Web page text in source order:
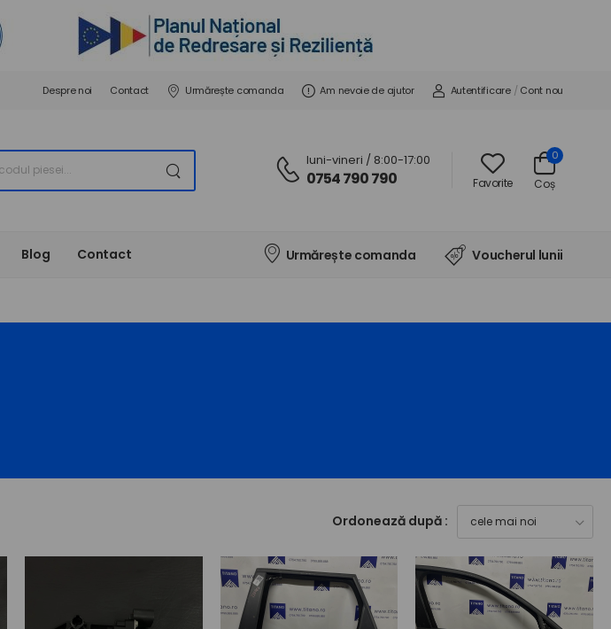
Despre noi Contact Urmărește comanda Am nevoie de ajutor Autentificare / Cont nou
luni-vineri / 8:00-17:00
0754 790 790 Favorite
0
Coș
Blog Contact Urmărește comanda Voucherul lunii
Ordonează după :